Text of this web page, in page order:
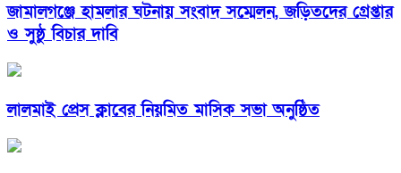
জামালগঞ্জে হামলার ঘটনায় সংবাদ সম্মেলন, জড়িতদের গ্রেপ্তার
ও সুষ্ঠু বিচার দাবি
লালমাই প্রেস ক্লাবের নিয়মিত মাসিক সভা অনুষ্ঠিত